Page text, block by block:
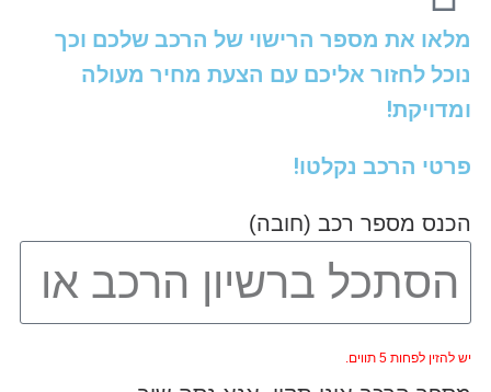
מלאו את מספר הרישוי של הרכב שלכם וכך
נוכל לחזור אליכם עם הצעת מחיר מעולה
ומדויקת!
פרטי הרכב נקלטו!
הכנס מספר רכב (חובה)
יש להזין לפחות 5 תווים.